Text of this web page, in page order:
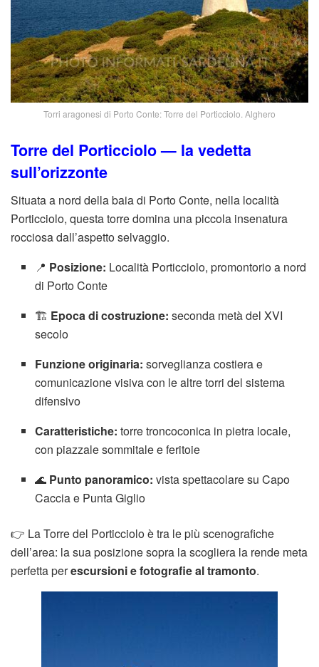
Torri aragonesi di Porto Conte: Torre del Porticciolo. Alghero
Torre del Porticciolo— la vedetta
sull’orizzonte
Situata a nord della baia di Porto Conte, nella località
Porticciolo, questa torre domina una piccola insenatura
rocciosa dall’aspetto selvaggio.
📍 Posizione: Località Porticciolo, promontorio a nord
di Porto Conte
🏗️ Epoca di costruzione: seconda metà del XVI
secolo
Funzione originaria: sorveglianza costiera e
comunicazione visiva con le altre torri del sistema
difensivo
Caratteristiche: torre troncoconica in pietra locale,
con piazzale sommitale e feritoie
🌊 Punto panoramico: vista spettacolare su Capo
Caccia e Punta Giglio
👉 La Torre del Porticciolo è tra le più scenografiche
dell’area: la sua posizione sopra la scogliera la rende meta
perfetta perescursioni e fotografie al tramonto.